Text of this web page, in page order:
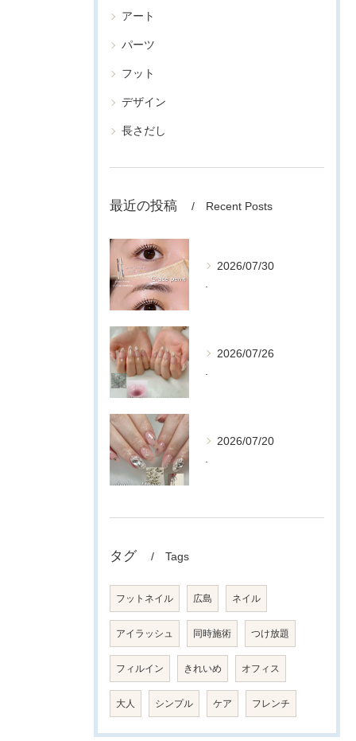
アート
パーツ
フット
デザイン
長さだし
最近の投稿 Recent Posts
2026/07/30
2026/07/26
2026/07/20
タグ Tags
フットネイル 広島 ネイル
アイラッシュ 同時施術 つけ放題
フィルイン きれいめ オフィス
大人 シンプル ケア フレンチ